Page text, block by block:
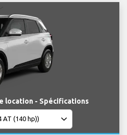
location - Spécifications